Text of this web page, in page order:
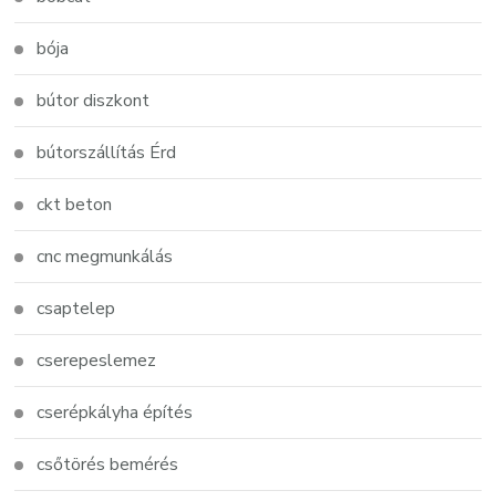
bója
bútor diszkont
bútorszállítás Érd
ckt beton
cnc megmunkálás
csaptelep
cserepeslemez
cserépkályha építés
csőtörés bemérés